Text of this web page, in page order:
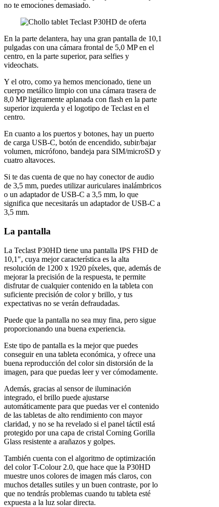
no te emociones demasiado.
En la parte delantera, hay una gran pantalla de 10,1
pulgadas con una cámara frontal de 5,0 MP en el
centro, en la parte superior, para selfies y
videochats.
Y el otro, como ya hemos mencionado, tiene un
cuerpo metálico limpio con una cámara trasera de
8,0 MP ligeramente aplanada con flash en la parte
superior izquierda y el logotipo de Teclast en el
centro.
En cuanto a los puertos y botones, hay un puerto
de carga USB-C, botón de encendido, subir/bajar
volumen, micrófono, bandeja para SIM/microSD y
cuatro altavoces.
Si te das cuenta de que no hay conector de audio
de 3,5 mm, puedes utilizar auriculares inalámbricos
o un adaptador de USB-C a 3,5 mm, lo que
significa que necesitarás un adaptador de USB-C a
3,5 mm.
La pantalla
La Teclast P30HD tiene una pantalla IPS FHD de
10,1″, cuya mejor característica es la alta
resolución de 1200 x 1920 píxeles, que, además de
mejorar la precisión de la respuesta, te permite
disfrutar de cualquier contenido en la tableta con
suficiente precisión de color y brillo, y tus
expectativas no se verán defraudadas.
Puede que la pantalla no sea muy fina, pero sigue
proporcionando una buena experiencia.
Este tipo de pantalla es la mejor que puedes
conseguir en una tableta económica, y ofrece una
buena reproducción del color sin distorsión de la
imagen, para que puedas leer y ver cómodamente.
Además, gracias al sensor de iluminación
integrado, el brillo puede ajustarse
automáticamente para que puedas ver el contenido
de las tabletas de alto rendimiento con mayor
claridad, y no se ha revelado si el panel táctil está
protegido por una capa de cristal Corning Gorilla
Glass resistente a arañazos y golpes.
También cuenta con el algoritmo de optimización
del color T-Colour 2.0, que hace que la P30HD
muestre unos colores de imagen más claros, con
muchos detalles sutiles y un buen contraste, por lo
que no tendrás problemas cuando tu tableta esté
expuesta a la luz solar directa.